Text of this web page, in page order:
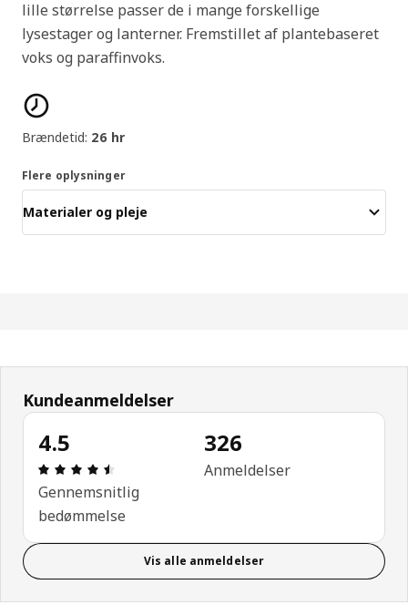
lille størrelse passer de i mange forskellige
lysestager og lanterner. Fremstillet af plantebaseret
voks og paraffinvoks.
Produktfunktioner
Brændetid: 26 hr
Flere oplysninger
Materialer og pleje
Kundeanmeldelser
4.5
Anmeldelse: 4.5 Ud af 5 Stjerner. Anmeldelser i
Gennemsnitlig
bedømmelse
326
Anmeldelser
Vis alle anmeldelser